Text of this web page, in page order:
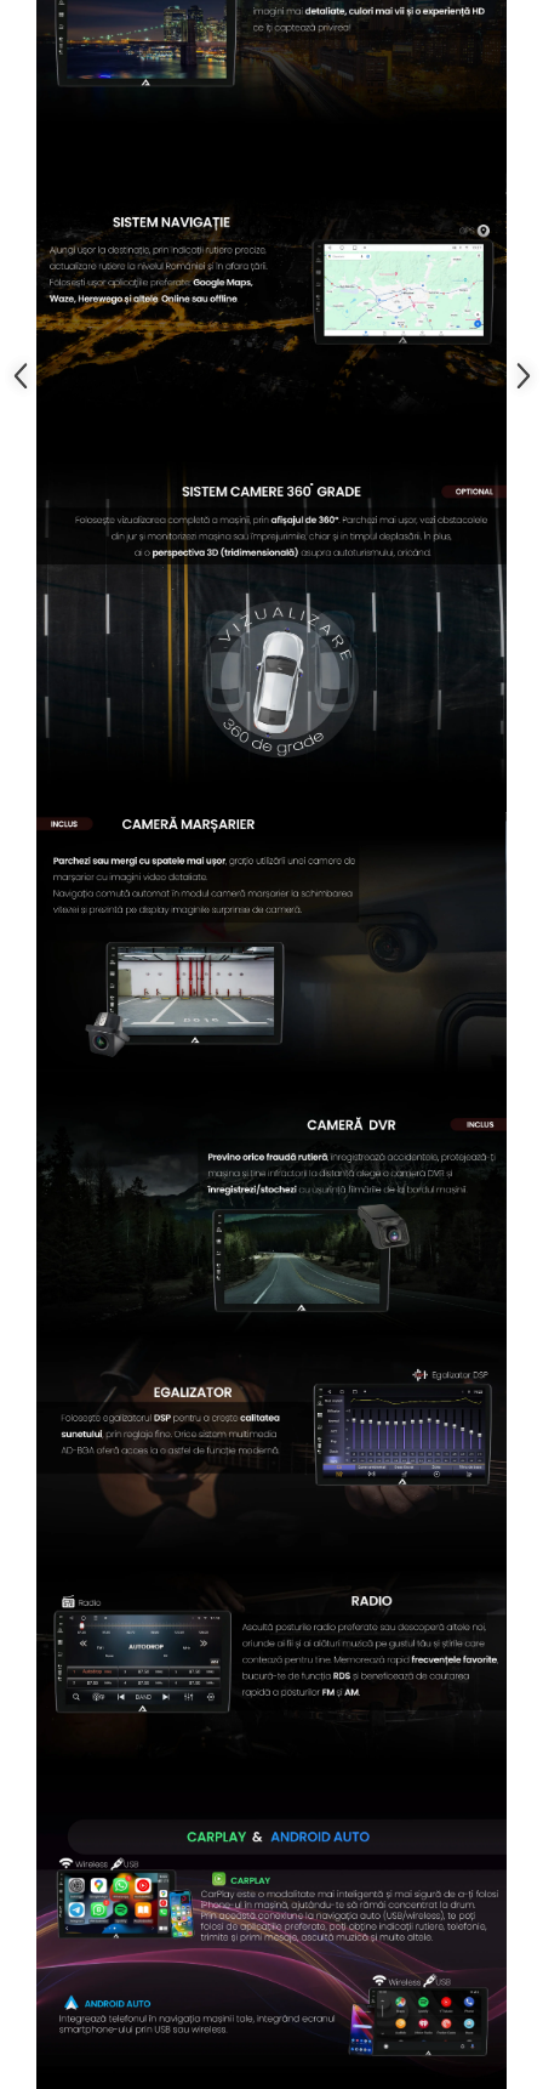
Conectică Opel
Conectică Skoda
Conectică Suzuki
Conectică Renault
Conectică Kia
Lumini ambientale